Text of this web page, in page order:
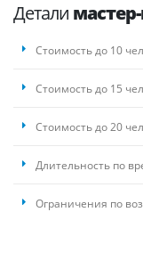
Детали
Стоимость до 10
Стоимость до 15
Стоимость до 20
Длительность по
Ограничения по